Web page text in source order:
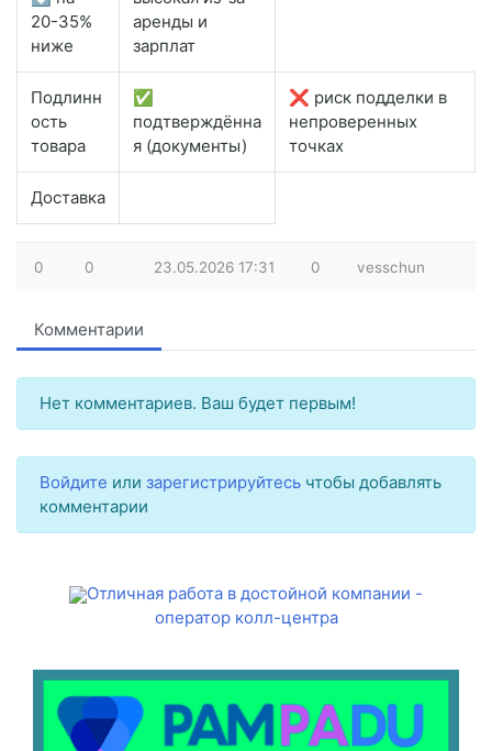
20-35%
ниже
аренды и
зарплат
Подлинн
ость
товара
✅
подтверждённа
я (документы)
❌ риск подделки в
непроверенных
точках
Доставка
0 0 23.05.2026 17:31 0 vesschun
Комментарии
Нет комментариев. Ваш будет первым!
Войдите или зарегистрируйтесь чтобы добавлять
комментарии
Отличная работа в достойной компании -
оператор колл-центра